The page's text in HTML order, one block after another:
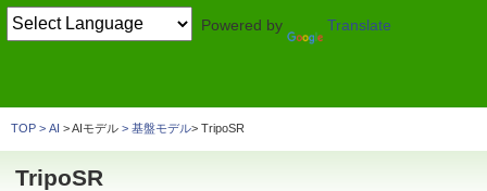
Powered by Translate
TOP AI > AIモデル 基盤モデル TripoSR
TripoSR